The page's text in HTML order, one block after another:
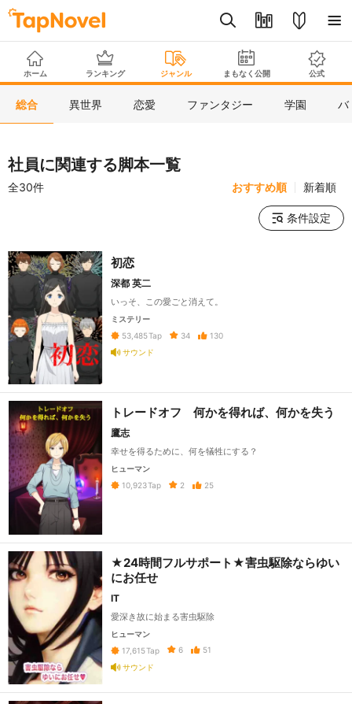
ホーム ランキング ジャンル まもなく公開 公式
総合 異世界 恋愛 ファンタジー 学園 バ
社員に関連する脚本一覧
全30件 おすすめ順 新着順
条件設定
初恋
深都 英二
いっそ、この愛ごと消えて。
ミステリー
53,485Tap 34
130
サウンド
トレードオフ 何かを得れば、何かを失う
鷹志
幸せを得るために、何を犠牲にする？
ヒューマン
10,923Tap 2 25
★24時間フルサポート★害虫駆除ならゆい
にお任せ
IT
愛深き故に始まる害虫駆除
ヒューマン
17,615Tap 6
51
サウンド